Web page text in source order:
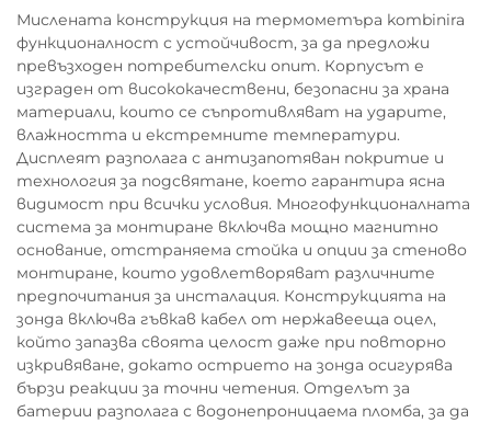
Мислената конструкция на термометъра kombinira
функционалност с устойчивост, за да предложи
превъзходен потребителски опит. Корпусът е
изграден от висококачествени, безопасни за храна
материали, които се съпротивляват на ударите,
влажността и екстремните температури.
Дисплеят разполага с антизапотяван покритие и
технология за подсвятане, което гарантира ясна
видимост при всички условия. Многофункционалната
система за монтиране включва мощно магнитно
основание, отстраняема стойка и опции за стеново
монтиране, които удовлетворяват различните
предпочитания за инсталация. Конструкцията на
зонда включва гъвкав кабел от нержавееща оцел,
който запазва своята целост даже при повторно
изкривяване, докато острието на зонда осигурява
бързи реакции за точни четения. Отделът за
батерии разполага с водонепроницаема пломба, за да